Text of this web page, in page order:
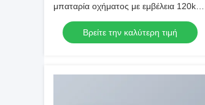
μπαταρία οχήματος με εμβέλεια 120km
και 3ετή εγγύηση
Βρείτε την καλύτερη τιμή